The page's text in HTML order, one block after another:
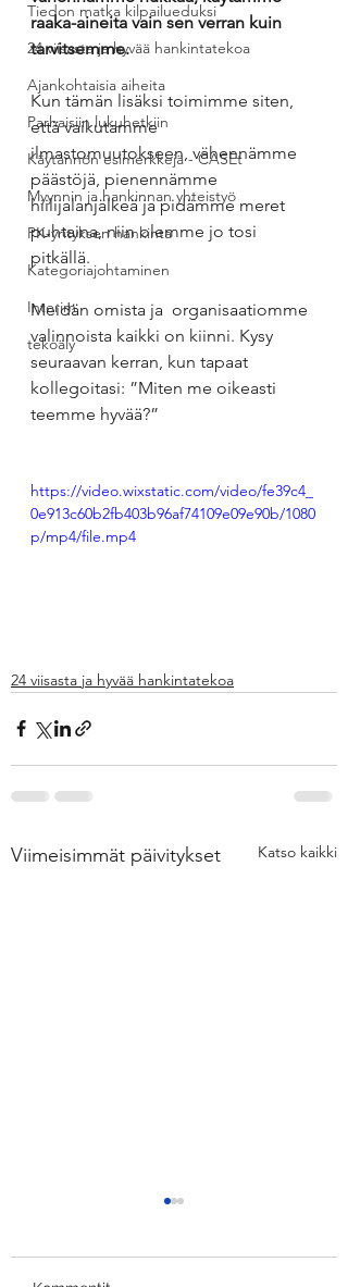
Tiedon matka kilpailueduksi
24 viisasta ja hyvää hankintatekoa
Ajankohtaisia aiheita
Parhaisiin lukuhetkiin
Käytännön esimerkkejä - CASEt
Myynnin ja hankinnan yhteistyö
PK-yrityksen hankinta
Kategoriajohtaminen
Interim
tekoäly
raaka-aineita vain sen verran kuin
tarvitsemme.
Kun tämän lisäksi toimimme siten,
että vaikutamme
ilmastomuutokseen, vähennämme
päästöjä, pienennämme
hiilijalanjälkeä ja pidämme meret
puhtaina, niin olemme jo tosi
pitkällä.
Meidän omista ja  organisaatiomme
valinnoista kaikki on kiinni. Kysy
seuraavan kerran, kun tapaat
kollegoitasi: ”Miten me oikeasti
teemme hyvää?”
https://video.wixstatic.com/video/fe39c4_
0e913c60b2fb403b96af74109e09e90b/1080
p/mp4/file.mp4
24 viisasta ja hyvää hankintatekoa
Viimeisimmät päivitykset Katso kaikki